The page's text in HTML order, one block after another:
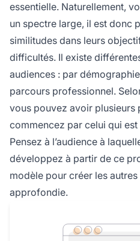
essentielle. Naturellement,
un spectre large, il est donc
similitudes dans leurs
difficultés. Il existe
audiences : par
parcours professionnel.
vous pouvez avoir plusieurs
commencez par celui qui
Pensez à l’audience à
développez à partir de ce
modèle pour créer les
approfondie.